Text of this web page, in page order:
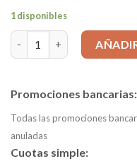
1 disponibles
FRESA PARA ROUTER,
Promociones bancarias:
Todas las promociones
anuladas
Cuotas simple: